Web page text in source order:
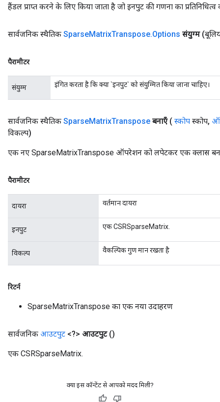
हैंडल प्राप्त करने के लिए किया जाता है जो इनपुट की गणना का प्रतिनिधित्व
सार्वजनिक स्थैतिक SparseMatrixTranspose.Options संयुग्म
पैरामीटर
संयुग्म इंगित करता है कि क्या `इनपुट` को संयुग्मित किया जाना चाहिए।
सार्वजनिक स्थैतिक SparseMatrixTranspose बनाएँ ( स्कोप स्कोप,
विकल्प)
एक नए SparseMatrixTranspose ऑपरेशन को लपेटकर एक क्लास
पैरामीटर
दायरा वर्तमान दायरा
इनपुट एक CSRSparseMatrix.
विकल्प वैकल्पिक गुण मान रखता है
रिटर्न
SparseMatrixTranspose का एक नया उदाहरण
सार्वजनिक आउटपुट <?> आउटपुट ()
एक CSRSparseMatrix.
क्या इस कॉन्टेंट से आपको मदद मिली?